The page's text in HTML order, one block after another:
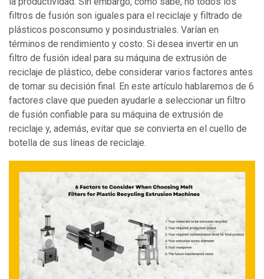
filtros de fusión son iguales para el reciclaje y filtrado de
plásticos posconsumo y posindustriales. Varían en
términos de rendimiento y costo. Si desea invertir en un
filtro de fusión ideal para su máquina de extrusión de
reciclaje de plástico, debe considerar varios factores antes
de tomar su decisión final. En este artículo hablaremos de 6
factores clave que pueden ayudarle a seleccionar un filtro
de fusión confiable para su máquina de extrusión de
reciclaje y, además, evitar que se convierta en el cuello de
botella de sus líneas de reciclaje.